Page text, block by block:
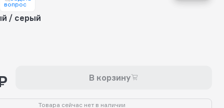
вопрос
/ серый
В корзину
Товара сейчас нет в наличии